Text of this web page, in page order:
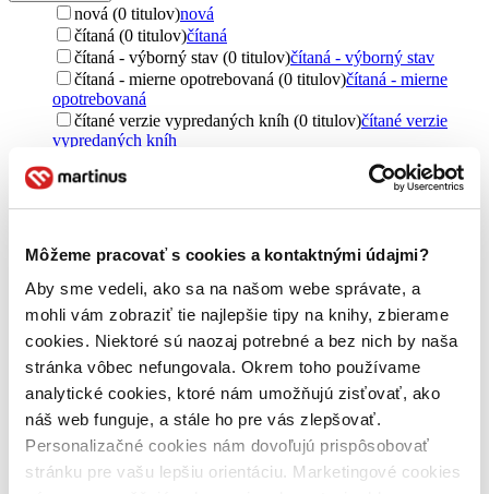
Môžeme pracovať s cookies a kontaktnými údajmi?
Aby sme vedeli, ako sa na našom webe správate, a
mohli vám zobraziť tie najlepšie tipy na knihy, zbierame
cookies. Niektoré sú naozaj potrebné a bez nich by naša
stránka vôbec nefungovala. Okrem toho používame
analytické cookies, ktoré nám umožňujú zisťovať, ako
náš web funguje, a stále ho pre vás zlepšovať.
Personalizačné cookies nám dovoľujú prispôsobovať
stránku pre vašu lepšiu orientáciu. Marketingové cookies
nová (0 titulov)nová
čítaná (0 titulov)čítaná
čítaná - výborný stav (0 titulov)čítaná - výborný stav
čítaná - mierne opotrebovaná (0 titulov)čítaná - mierne
opotrebovaná
čítané verzie vypredaných kníh (0 titulov)čítané verzie
vypredaných kníh
Jazyk
VEDA (1 titul)VEDA1
Väzba
pevná väzba (1 titul)pevná väzba 1
Zúžiť výber
Zoradiť